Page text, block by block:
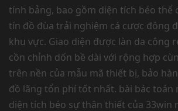
tính bảng, bao gồm diện tích béo thể
tín đồ đùa trải nghiệm cá cược đông
khu vực. Giao diện được làn da công
cồn chỉnh dốn bề dài với rộng hợp
trên nền của mẫu mã thiết bị, bảo
đồ lãng tổn phí tốt nhất. bài bác toán
diện tích béo sự thân thiết của 33win